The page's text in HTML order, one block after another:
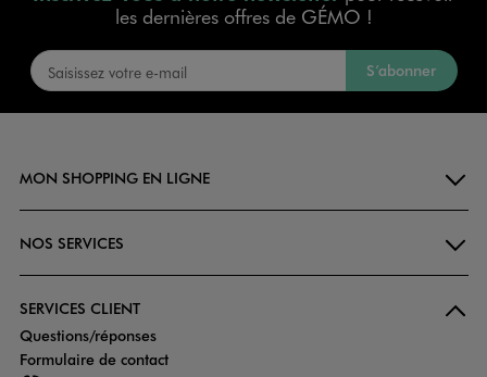
les dernières offres de GÉMO !
S’abonner
MON SHOPPING EN LIGNE
NOS SERVICES
SERVICES CLIENT
Questions/réponses
Formulaire de contact